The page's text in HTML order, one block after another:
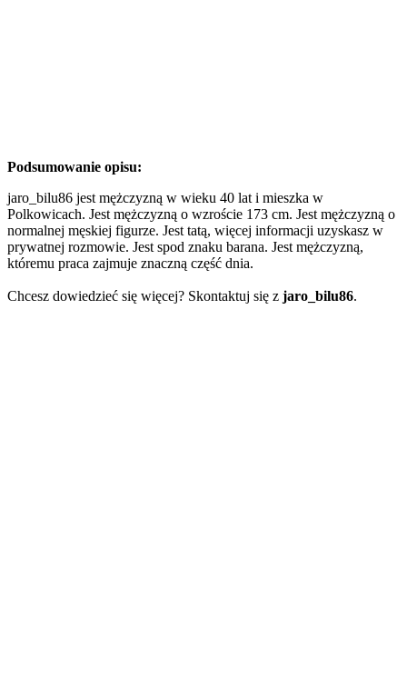
Podsumowanie opisu:
jaro_bilu86 jest mężczyzną w wieku 40 lat i mieszka w
Polkowicach. Jest mężczyzną o wzroście 173 cm. Jest mężczyzną o
normalnej męskiej figurze. Jest tatą, więcej informacji uzyskasz w
prywatnej rozmowie. Jest spod znaku barana. Jest mężczyzną,
któremu praca zajmuje znaczną część dnia.
Chcesz dowiedzieć się więcej? Skontaktuj się z jaro_bilu86.